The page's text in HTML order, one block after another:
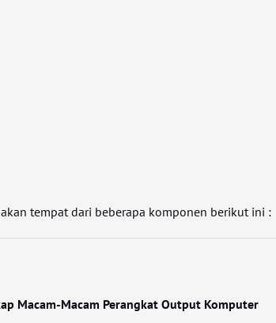
tempat dari beberapa komponen berikut ini :
Macam-Macam Perangkat Output Komputer